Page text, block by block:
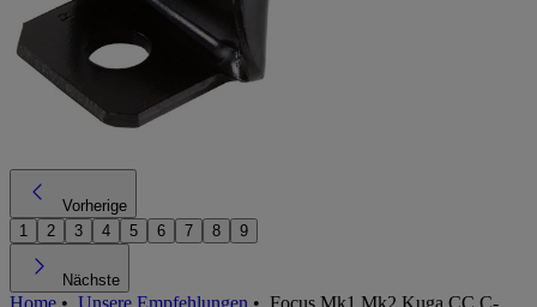
Vorherige
1
2 3 4 5 6 7 8 9
Nächste
Home • Unsere Empfehlungen • Focus Mk1 Mk2 Kuga CC C-